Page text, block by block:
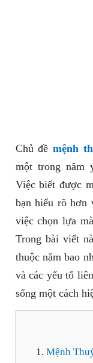
Chủ đề mệnh
một trong năm
Việc biết được
bạn hiểu rõ hơn
việc chọn lựa
Trong bài viết
thuộc năm bao
và các yếu tố
sống một cách
Mệnh